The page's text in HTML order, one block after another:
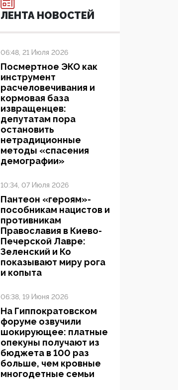
ЛЕНТА НОВОСТЕЙ
06:48, 21 Июля 2026
Посмертное ЭКО как
инструмент
расчеловечивания и
кормовая база
извращенцев:
депутатам пора
остановить
нетрадиционные
методы «спасения
демографии»
10:34, 07 Июля 2026
Пантеон «героям»-
пособникам нацистов и
противникам
Православия в Киево-
Печерской Лавре:
Зеленский и Ко
показывают миру рога
и копыта
06:38, 19 Июня 2026
На Гиппократовском
форуме озвучили
шокирующее: платные
опекуны получают из
бюджета в 100 раз
больше, чем кровные
многодетные семьи